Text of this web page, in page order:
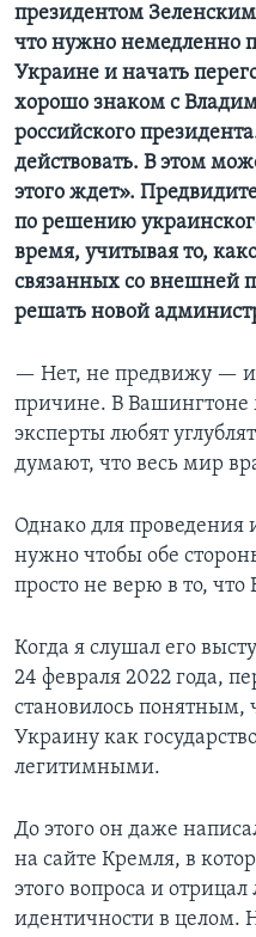
президентом
что нужно немедленно
Украине и начать
хорошо знаком с
российского
действовать. В этом
этого ждет».
по решению
время, учитывая то,
связанных со внешней
решать новой
— Нет, не предвижу — и
причине. В Вашингтоне
эксперты любят
думают, что весь мир
Однако для проведения
нужно чтобы обе
просто не верю в то,
Когда я слушал его
24 февраля 2022 года,
становилось понятным,
Украину как
легитимными.
До этого он даже
на сайте Кремля, в
этого вопроса и
идентичности в целом.